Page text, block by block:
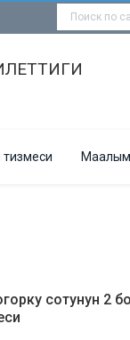
сотунун 2